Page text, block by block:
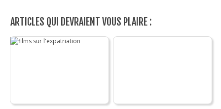
ARTICLES QUI DEVRAIENT VOUS PLAIRE :